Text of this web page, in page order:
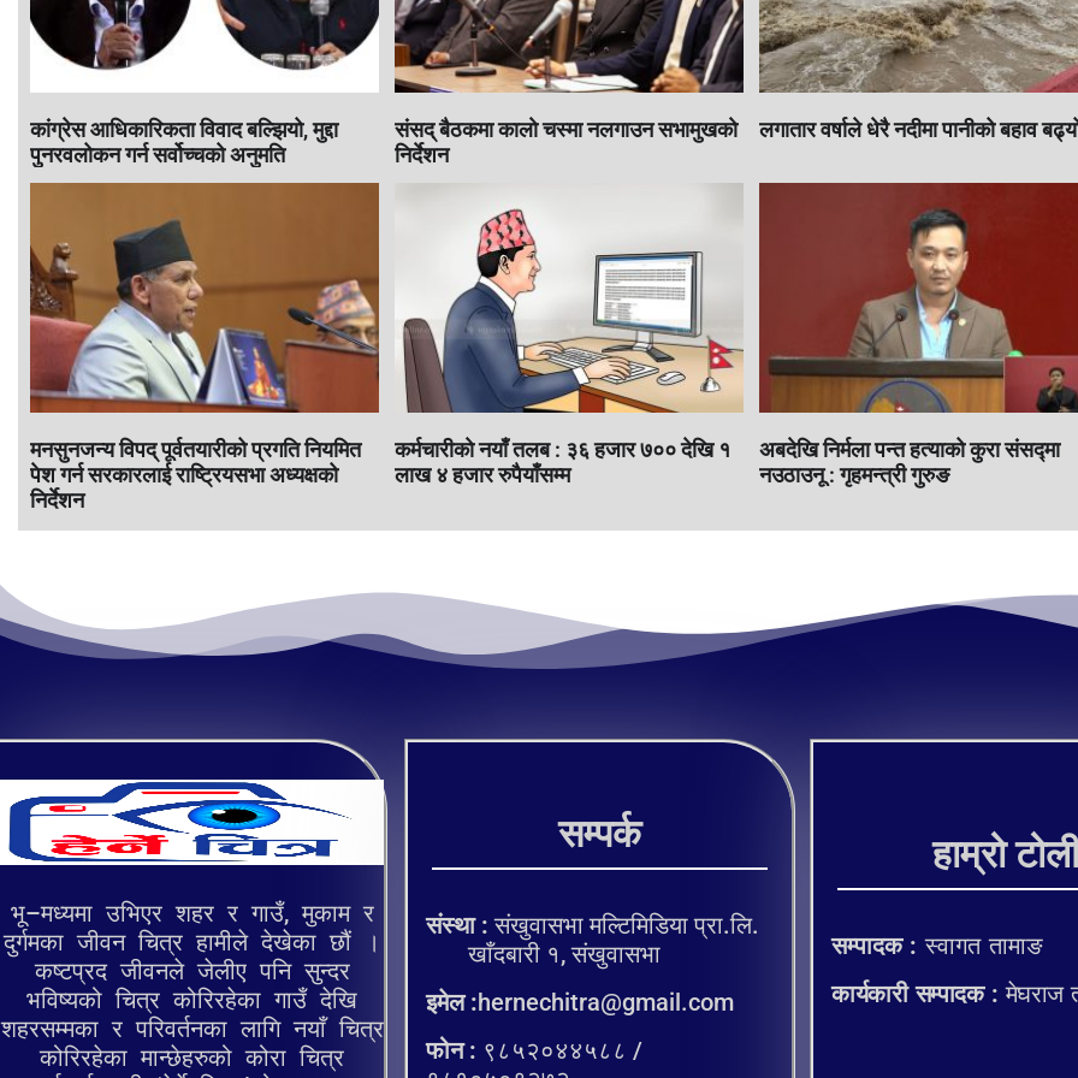
कांग्रेस आधिकारिकता विवाद बल्झियो, मुद्दा
पुनरवलोकन गर्न सर्वोच्चको अनुमति
संसद् बैठकमा कालाे चस्मा नलगाउन सभामुखकाे
निर्देशन
लगातार वर्षाले धेरै नदीमा पानीको बहाव
मनसुनजन्य विपद् पूर्वतयारीको प्रगति नियमित
पेश गर्न सरकारलाई राष्ट्रियसभा अध्यक्षको
निर्देशन
कर्मचारीकाे नयाँ तलब : ३६ हजार ७०० देखि १
लाख ४ हजार रुपैयाँसम्म
अबदेखि निर्मला पन्त हत्याको कुरा संसद्‍मा
नउठाउनू : गृहमन्त्री गुरुङ
भू–मध्यमा उभिएर शहर र गाउँ, मुकाम र
दुर्गमका जीवन चित्र हामीले देखेका छौं ।
कष्टप्रद जीवनले जेलीए पनि सुन्दर
भविष्यको चित्र कोरिरहेका गाउँ देखि
शहरसम्मका र परिवर्तनका लागि नयाँ चित्र
कोरिरहेका मान्छेहरुको कोरा चित्र
सम्पर्क
संस्था : संखुवासभा मल्टिमिडिया प्रा.लि.
खाँदबारी १, संखुवासभा
इमेल :hernechitra@gmail.com
फोन : ९८५२०४४५८८ /
हाम्रो टोली
सम्पादक :स्वागत तामाङ
कार्यकारी सम्पादक :मेघराज